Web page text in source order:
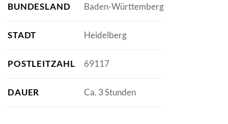
BUNDESLAND Baden-Württemberg
STADT Heidelberg
POSTLEITZAHL 69117
DAUER Ca. 3 Stunden